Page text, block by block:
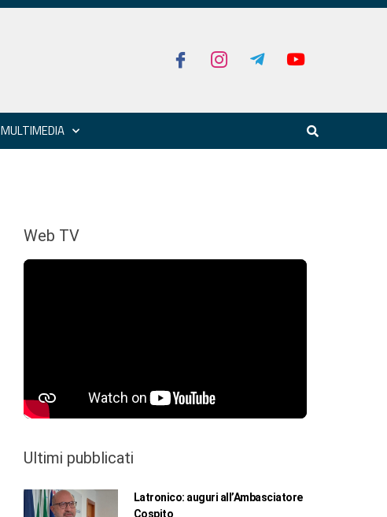
MULTIMEDIA
Web TV
Ultimi pubblicati
Latronico: auguri all’Ambasciatore
Cospito